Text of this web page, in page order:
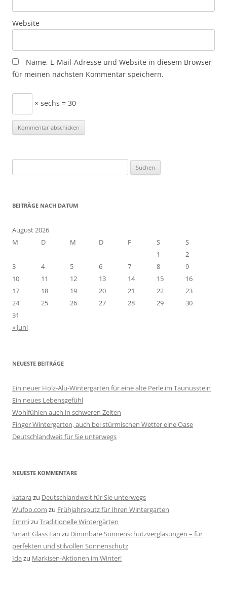
Website
Name, E-Mail-Adresse und Website in diesem Browser
für meinen nächsten Kommentar speichern.
× sechs = 30
u
h
n
n
c
h
BEITRÄGE NACH DATUM
August 2026
M
D M D F S
S
1
2
3
4 5 6 7 8
9
10
11 12 13 14 15
16
17
18 19 20 21 22
23
24
25 26 27 28 29
30
31
« Juni
NEUESTE BEITRÄGE
Ein neuer Holz-Alu-Wintergarten für eine alte Perle im Taunusstein
Ein neues Lebensgefühl
Wohlfühlen auch in schweren Zeiten
Finger Wintergarten, auch bei stürmischen Wetter eine Oase
Deutschlandweit für Sie unterwegs
NEUESTE KOMMENTARE
katara zu Deutschlandweit für Sie unterwegs
Wufoo.com zu Frühjahrsputz für Ihren Wintergarten
Emmizu Traditionelle Wintergärten
Smart Glass Fan zu Dimmbare Sonnenschutzverglasungen – für
perfekten und stilvollen Sonnenschutz
Ida zu Markisen-Aktionen im Winter!